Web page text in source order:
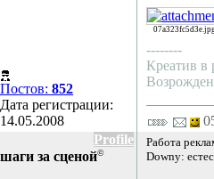
Постов: 852
Дата регистрации:
14.05.2008
--------
Креатив в
Profile
шаги за сценой©
Работа
Downy: